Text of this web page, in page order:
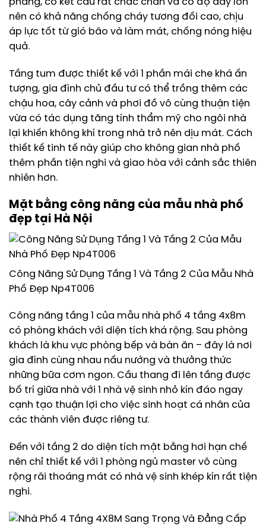
phẳng, có kết cấu rất chắc chắn và có độ dày lớn
nên có khả năng chống cháy tương đối cao, chịu
áp lực tốt từ gió bão và làm mát, chống nóng hiệu
quả.
Tầng tum được thiết kế với 1 phần mái che khá ấn
tượng, gia đình chủ đầu tư có thể trồng thêm các
chậu hoa, cây cảnh và phơi đồ vô cùng thuận tiện
vừa có tác dụng tăng tính thẩm mỹ cho ngôi nhà
lại khiến không khí trong nhà trở nên dịu mát. Cách
thiết kế tinh tế này giúp cho không gian nhà phố
thêm phần tiện nghi và giao hòa với cảnh sắc thiên
nhiên hơn.
Mặt bằng công năng của mẫu nhà phố
đẹp tại Hà Nội
Công Năng Sử Dụng Tầng 1 Và Tầng 2 Của Mẫu Nhà
Phố Đẹp Np4T006
Công năng tầng 1 của mẫu nhà phố 4 tầng 4x8m
có phòng khách với diện tích khá rộng. Sau phòng
khách là khu vực phòng bếp và bàn ăn – đây là nơi
gia đình cùng nhau nấu nướng và thưởng thức
những bữa cơm ngon. Cầu thang đi lên tầng được
bố trí giữa nhà với 1 nhà vệ sinh nhỏ kín đáo ngay
cạnh tạo thuận lợi cho việc sinh hoạt cá nhân của
các thành viên được riêng tư.
Đến với tầng 2 do diện tích mặt bằng hơi hạn chế
nên chỉ thiết kế với 1 phòng ngủ master vô cùng
rộng rãi thoáng mát có nhà vệ sinh khép kín rất tiện
nghi.